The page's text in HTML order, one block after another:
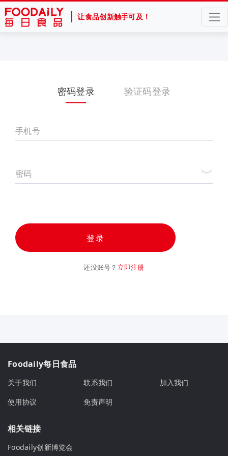
让食品创新触手可及！
密码登录 验证码登录
手机号
密码
登录
还没账号？ 立即注册
Foodaily每日食品
关于我们 联系我们
加入我们
使用协议
免责声明
相关链接
Foodaily创新博览会